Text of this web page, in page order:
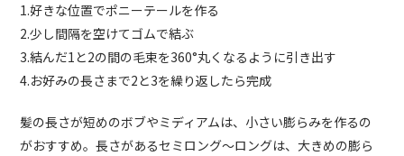
1.好きな位置でポニーテールを作る
2.少し間隔を空けてゴムで結ぶ
3.結んだ1と2の間の毛束を360°丸くなるように引き出す
4.お好みの長さまで2と3を繰り返したら完成
髪の長さが短めのボブやミディアムは、小さい膨らみを作るの
がおすすめ。長さがあるセミロング〜ロングは、大きめの膨ら